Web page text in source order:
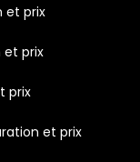
et prix
et prix
prix
et prix